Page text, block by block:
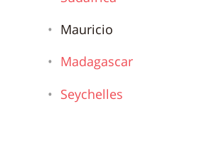
Mauricio
Madagascar
Seychelles